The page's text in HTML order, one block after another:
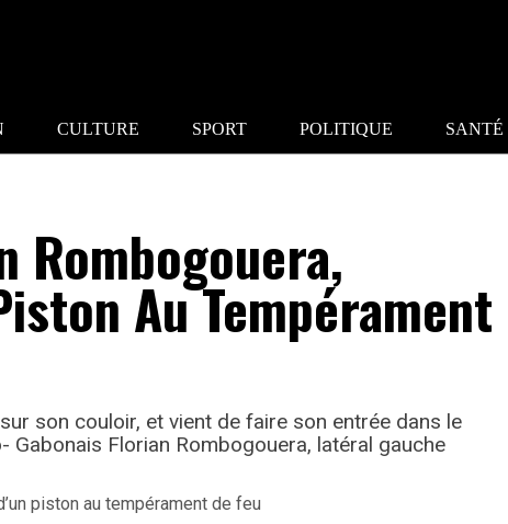
CULTURE SPORT POLITIQUE SANTÉ
Rombogouera,
Au Tempérament
son couloir, et vient de faire son entrée dans le
Florian Rombogouera, latéral gauche